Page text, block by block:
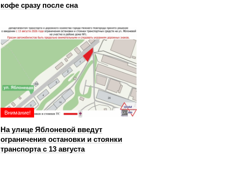
кофе сразу после сна
Внимание!
На улице Яблоневой введут
ограничения остановки и стоянки
транспорта с 13 августа